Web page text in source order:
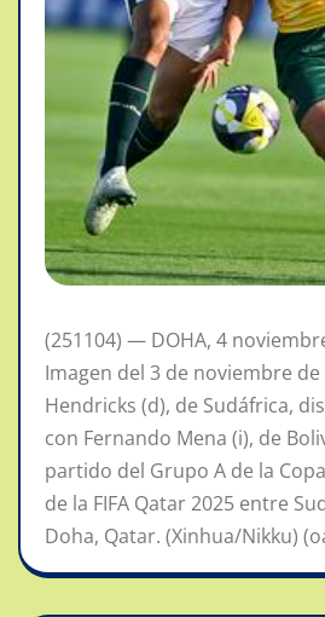
(251104) — DOHA, 4
Imagen del 3 de noviembre de
Hendricks (d), de Sudáfrica,
con Fernando Mena (i), de
partido del Grupo A de la
de la FIFA Qatar 2025 entre
Doha, Qatar. (Xinhua/Nikku)